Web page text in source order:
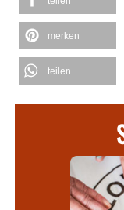
merken
teilen